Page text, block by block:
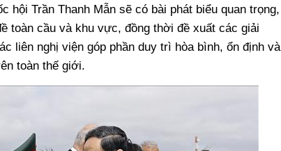
hội Trần Thanh Mẫn sẽ có bài phát biểu quan trọng,
toàn cầu và khu vực, đồng thời đề xuất các giải
liên nghị viện góp phần duy trì hòa bình, ổn định và
toàn thế giới.